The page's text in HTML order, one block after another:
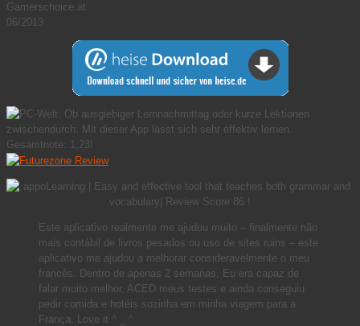
Gamerschoice.at
06/2013
Este aplicativo realmente me ajudou muito – finalmente não
mais contábil de livros pesados ​​ou uso de sites ruins – este
aplicativo me ajudou a melhorar consideravelmente o meu
francês. Dentro de apenas 2 semanas, Eu era capaz de
falar muito melhor, ACED meus testes e ainda conseguiu
pedir comida e hotéis sozinha em minha viagem para a
França. Love it ^ _ ^